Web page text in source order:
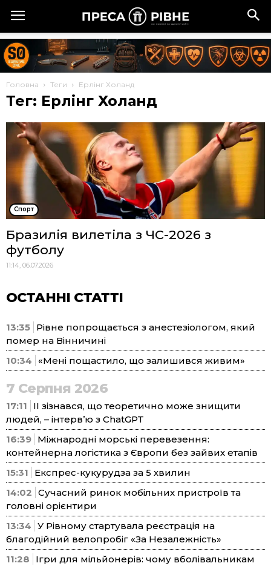
Головна Теги Ерлінг Холанд
Тег: Ерлінг Холанд
Спорт
Бразилія вилетіла з ЧС-2026 з
футболу
11:14, 06.07.2026
ОСТАННІ СТАТТІ
13:35 Рівне попрощається з анестезіологом, який
помер на Вінничині
10:34
«Мені пощастило, що залишився живим»
7 Серпня 2026
17:11
ІІ зізнався, що теоретично може знищити
людей, – інтерв’ю з ChatGPT
16:39 Міжнародні морські перевезення:
контейнерна логістика з Європи без зайвих етапів
15:31
Експрес-кукурудза за 5 хвилин
14:02 Сучасний ринок мобільних пристроїв та
головні орієнтири
13:34 У Рівному стартувала реєстрація на
благодійний велопробіг «За Незалежність»
11:28
Ігри для мільйонерів: чому вболівальникам